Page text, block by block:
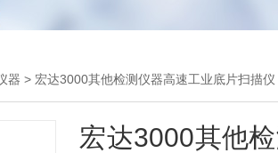
器 > 宏达3000其他检测仪器高速工业底片扫描仪
宏达3000其他